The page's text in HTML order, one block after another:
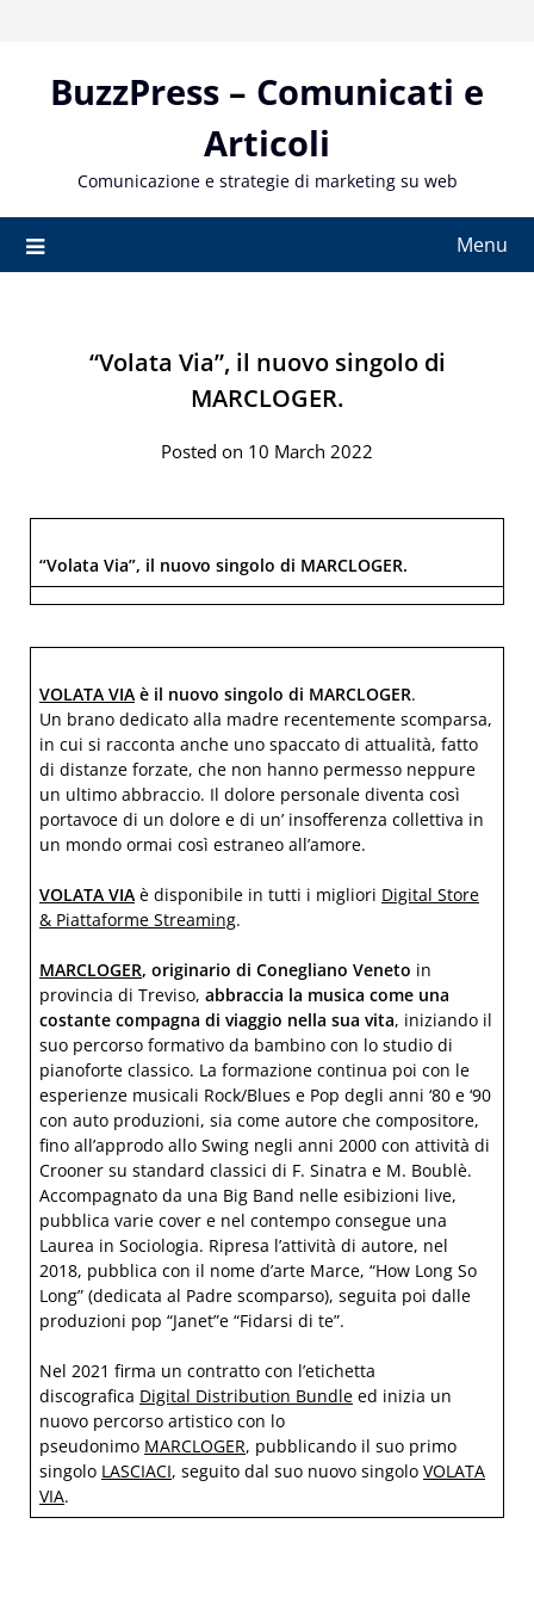
contentBuzzPress – Comunicati e
Articoli
Comunicazione e strategie di marketing su web
Menu
“Volata Via”, il nuovo singolo di
MARCLOGER.
Posted on 10 March 2022
“Volata Via”, il nuovo singolo di MARCLOGER.
VOLATA VIA è il nuovo singolo di MARCLOGER.
Un brano dedicato alla madre recentemente scomparsa,
in cui si racconta anche uno spaccato di attualità, fatto
di distanze forzate, che non hanno permesso neppure
un ultimo abbraccio. Il dolore personale diventa così
portavoce di un dolore e di un’ insofferenza collettiva in
un mondo ormai così estraneo all’amore.
VOLATA VIA è disponibile in tutti i migliori Digital Store
& Piattaforme Streaming.
MARCLOGER, originario di Conegliano Veneto in
provincia di Treviso, abbraccia la musica come una
costante compagna di viaggio nella sua vita, iniziando il
suo percorso formativo da bambino con lo studio di
pianoforte classico. La formazione continua poi con le
esperienze musicali Rock/Blues e Pop degli anni ‘80 e ‘90
con auto produzioni, sia come autore che compositore,
fino all’approdo allo Swing negli anni 2000 con attività di
Crooner su standard classici di F. Sinatra e M. Boublè.
Accompagnato da una Big Band nelle esibizioni live,
pubblica varie cover e nel contempo consegue una
Laurea in Sociologia. Ripresa l’attività di autore, nel
2018, pubblica con il nome d’arte Marce, “How Long So
Long” (dedicata al Padre scomparso), seguita poi dalle
produzioni pop “Janet”e “Fidarsi di te”.
Nel 2021 firma un contratto con l’etichetta
discografica Digital Distribution Bundle ed inizia un
nuovo percorso artistico con lo
pseudonimo MARCLOGER, pubblicando il suo primo
singolo LASCIACI, seguito dal suo nuovo singolo VOLATA
VIA.